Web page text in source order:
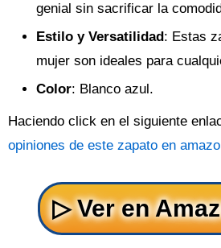
genial sin sacrificar la
Estilo y Versatilidad : Estas
mujer son ideales para
Color: Blanco azul.
Haciendo click en el siguiente
opiniones de este zapato en